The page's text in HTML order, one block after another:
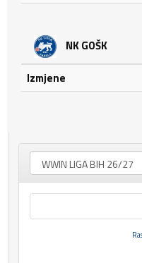
NK GOŠK
Izmjene